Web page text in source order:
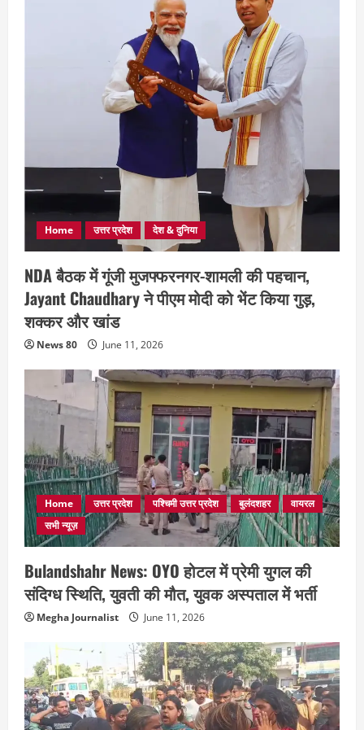
Home उत्तर प्रदेश देश & दुनिया
NDA बैठक में गूंजी मुजफ्फरनगर-शामली की पहचान,
Jayant Chaudhary ने पीएम मोदी को भेंट किया गुड़,
शक्कर और खांड
News 80 June 11, 2026
Home उत्तर प्रदेश पश्चिमी उत्तर प्रदेश बुलंदशहर
वायरल
सभी न्यूज़
Bulandshahr News: OYO होटल में प्रेमी युगल की
संदिग्ध स्थिति, युवती की मौत, युवक अस्पताल में भर्ती
Megha Journalist June 11, 2026